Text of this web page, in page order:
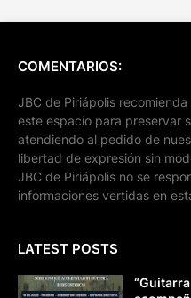
COMENTARIOS:
JBC de Piriápolis
este espacio para preservar
atendiendo al pedido de
libertad de expresión sin
JBC de Piriápolis no se
informaciones vertidas en
LATEST POSTS